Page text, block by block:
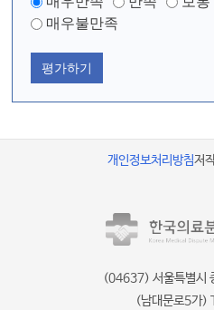
매우불만족
평가하기
개인정보처리방침저
(04637) 서울특별시
(남대문로5가)